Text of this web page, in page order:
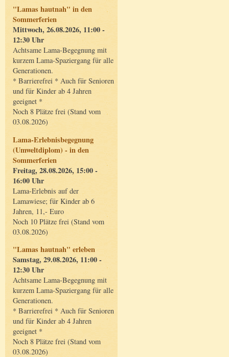
"Lamas hautnah" in den
Sommerferien
Mittwoch, 26.08.2026, 11:00 -
12:30 Uhr
Achtsame Lama-Begegnung mit
kurzem Lama-Spaziergang für alle
Generationen.
* Barrierefrei * Auch für Senioren
und für Kinder ab 4 Jahren
geeignet *
Noch 8 Plätze frei (Stand vom
03.08.2026)
Lama-Erlebnisbegegnung
(Umweltdiplom) - in den
Sommerferien
Freitag, 28.08.2026, 15:00 -
16:00 Uhr
Lama-Erlebnis auf der
Lamawiese; für Kinder ab 6
Jahren, 11,- Euro
Noch 10 Plätze frei (Stand vom
03.08.2026)
"Lamas hautnah" erleben
Samstag, 29.08.2026, 11:00 -
12:30 Uhr
Achtsame Lama-Begegnung mit
kurzem Lama-Spaziergang für alle
Generationen.
* Barrierefrei * Auch für Senioren
und für Kinder ab 4 Jahren
geeignet *
Noch 8 Plätze frei (Stand vom
03.08.2026)